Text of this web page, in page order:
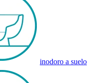
inodoro a suelo